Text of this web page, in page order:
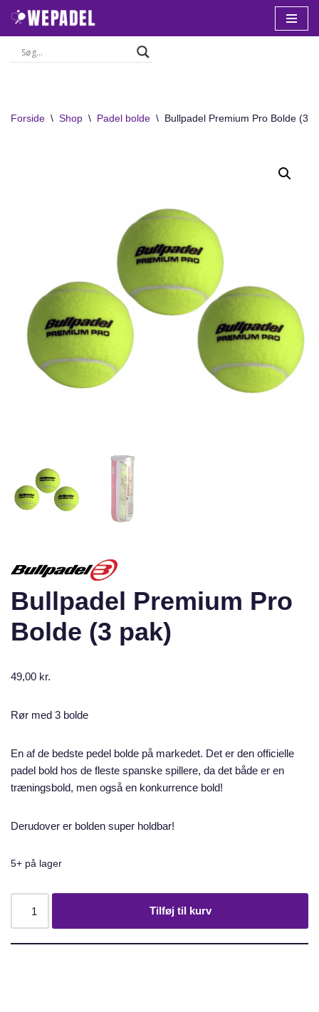
Spring
Forside \ Shop \ Padel bolde \ Bullpadel Premium Pro Bolde (3
Bullpadel Premium Pro
Bolde (3 pak)
49,00 kr.
Rør med 3 bolde
En af de bedste pedel bolde på markedet. Det er den officielle
padel bold hos de fleste spanske spillere, da det både er en
træningsbold, men også en konkurrence bold!
Derudover er bolden super holdbar!
5+ på lager
Tilføj til kurv